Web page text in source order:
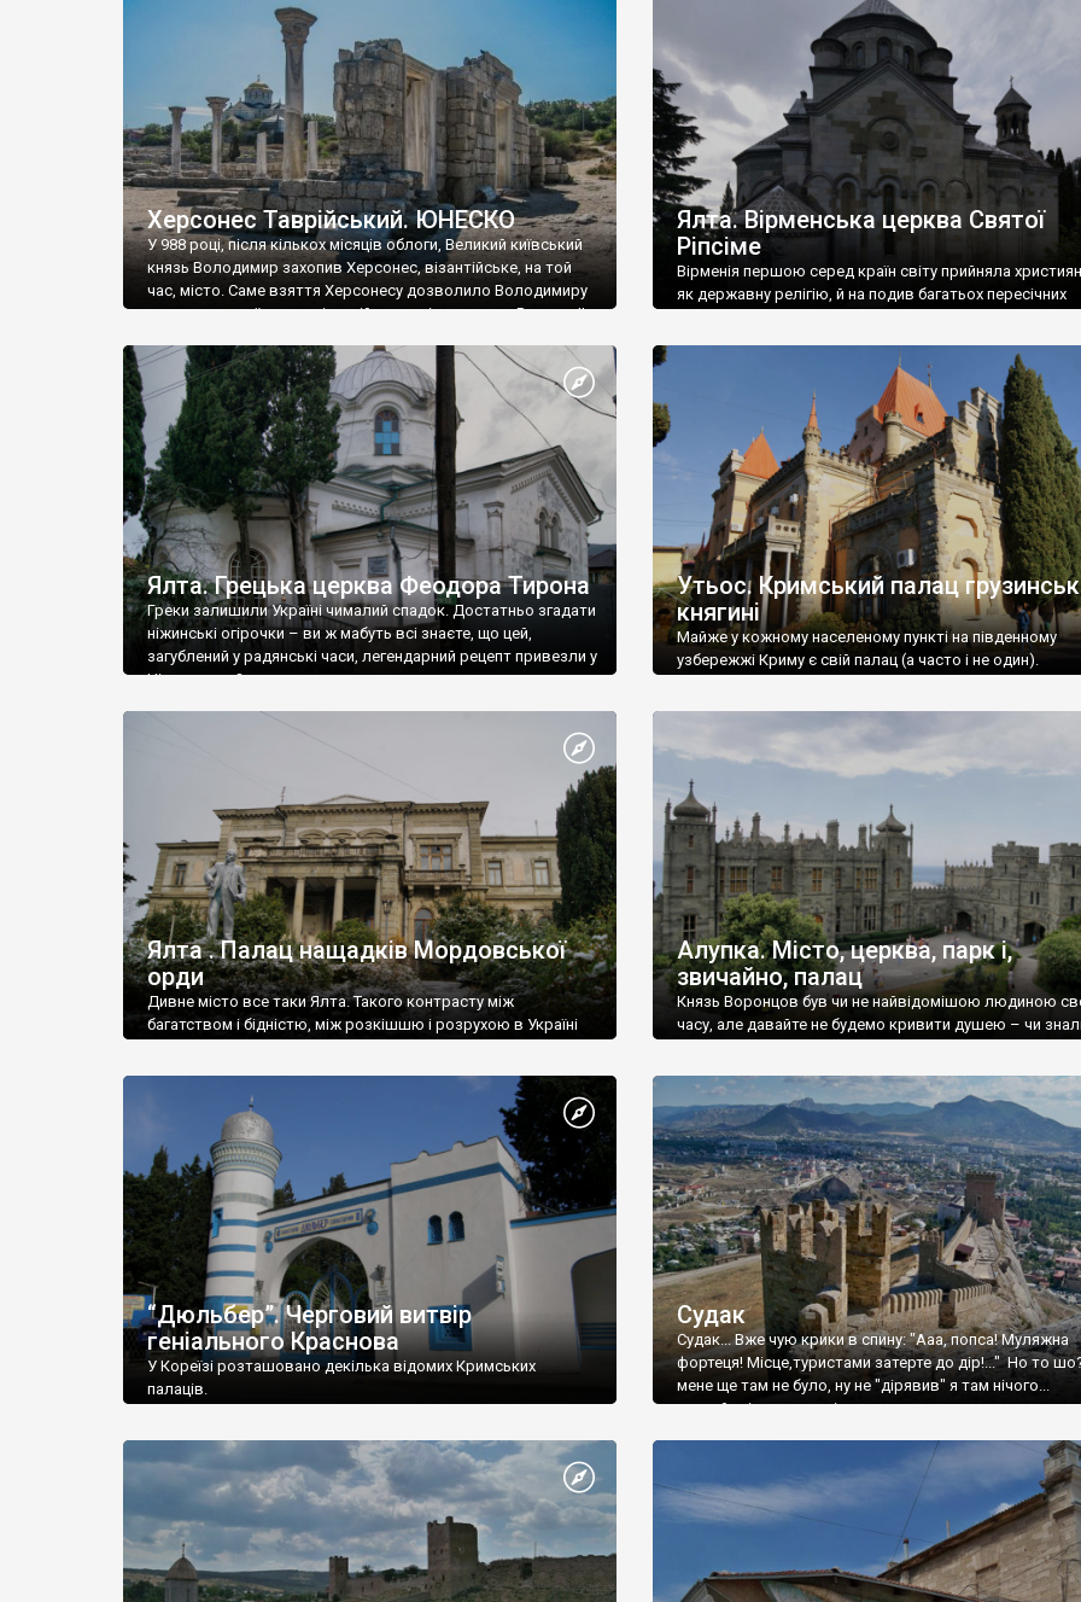
візантійської доби. Раритети викрадені з фондів об’єкту
культурної спадщини ЮНЕСКО «Херсонеса Таврійського».
Офіційно – на виставку «Золото Візантії», але експерти та
влада в Україні вважають це лише […]
називаються «повстяками» (postaki)…” “Вино. Крим
виробляє відмінне вино і його вдосталь: воно все
легке біле і дуже […]
Херсонес Таврійський. ЮНЕСКО
У 988 році, після кількох місяців облоги, Великий київський
князь Володимир захопив Херсонес, візантійське, на той
час, місто. Саме взяття Херсонесу дозволило Володимиру
диктувати свої умови візантійському імператору Василю ІІ,
Херсонесі Володимир-язичник, став Василем-
християнином. А потім було Хрещення Русі. На честь
Херсонесу Таврійського названо місто […]
Ялта. Вірменська церква Святої
Ріпсіме
Вірменія першою серед країн світу прийняла
як державну релігію, й на подив багатьох пересічних
Ялта. Грецька церква Феодора Тирона
Греки залишили Україні чималий спадок. Достатньо згадати
ніжинські огірочки – ви ж мабуть всі знаєте, що цей,
загублений у радянські часи, легендарний рецепт привезли у
Ніжин греки?
Утьос. Кримський палац
княгині
Майже у кожному населеному пункті на південному
узбережжі Криму є свій палац (а часто і не один).
Ялта . Палац нащадків Мордовської
орди
Дивне місто все таки Ялта. Такого контрасту між
багатством і бідністю, між розкішшю і розрухою в Україні
Алупка. Місто, церква, парк і,
звичайно, палац
Князь Воронцов був чи не найвідомішою людиною
часу, але давайте не будемо кривити душею – чи
“Дюльбер”. Черговий витвір
геніального Краснова
У Кореїзі розташовано декілька відомих Кримських
палаців.
Судак
Судак... Вже чую крики в спину: "Ааа, попса! Муляжна
фортеця! Місце,туристами затерте до дір!..." Но то
мене ще там не було, ну не "дірявив" я там нічого...
принаймні до цього літа.